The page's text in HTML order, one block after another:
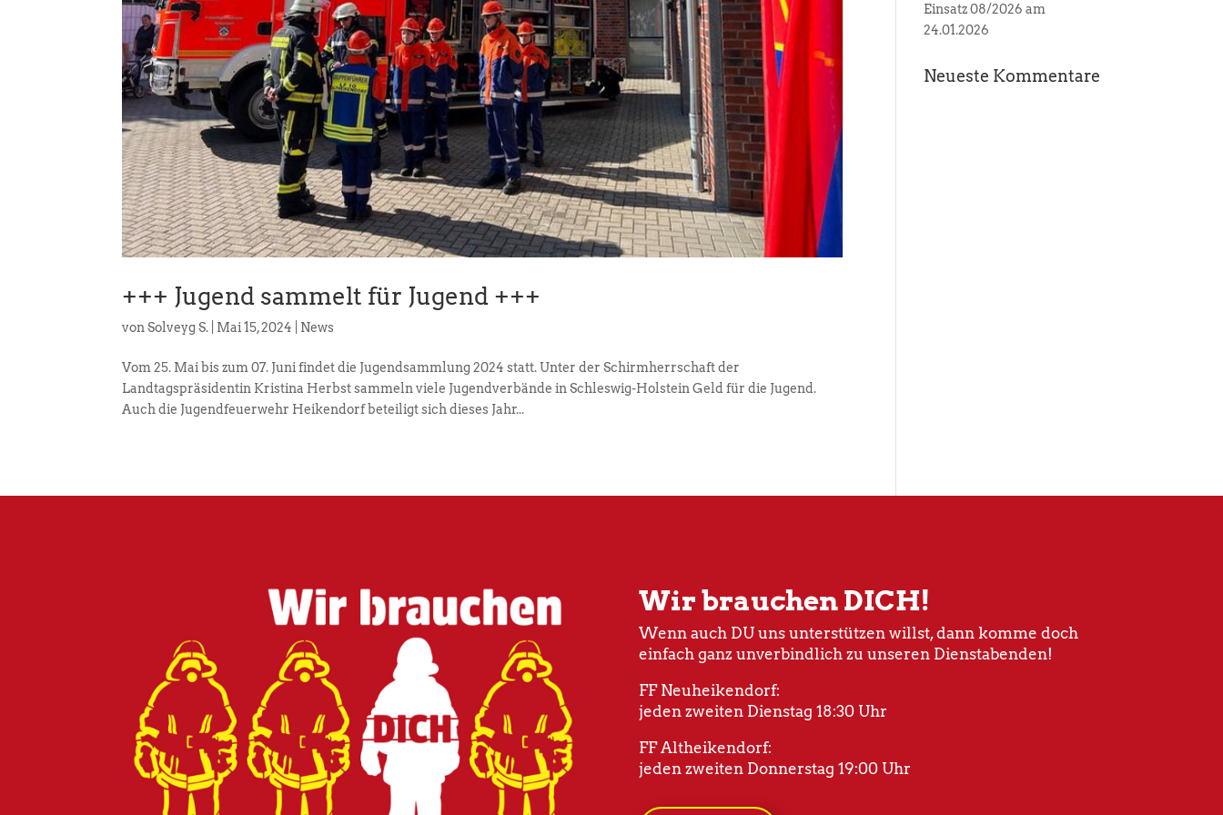
+++ Jugend sammelt für Jugend +++
vonSolveyg S. Mai 15, 2024 News
Vom 25. Mai bis zum 07. Juni findet die Jugendsammlung 2024 statt. Unter der Schirmherrschaft der
Landtagspräsidentin Kristina Herbst sammeln viele Jugendverbände in Schleswig-Holstein Geld für die Jugend.
Auch die Jugendfeuerwehr Heikendorf beteiligt sich dieses Jahr...
Einsatz 08/2026 am
24.01.2026
Neueste Kommentare
Wir brauchen DICH!
Wenn auch DU uns unterstützen willst, dann komme doch
einfach ganz unverbindlich zu unseren Dienstabenden!
FF Neuheikendorf:
jeden zweiten Dienstag 18:30 Uhr
FF Altheikendorf:
jeden zweiten Donnerstag 19:00 Uhr